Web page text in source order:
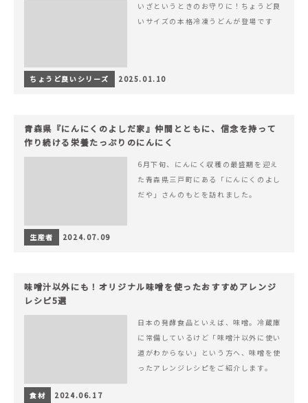
いざというときのお守りに！ちょうど良
いサイズの本格冷凍うどんが登場です
ちょうど良いシリーズ 2025.01.10
青森県『にんにくのよしだ家』仲間とともに、信念を持って
作り続ける栄養たっぷりのにんにく
6月下旬、にんにく収穫の最盛期を迎え
た青森県三戸町にある「にんにくのよし
だや」さんのもとを訪れました。
生産者 2024.07.09
味噌汁以外にも！オリジナル味噌を使ったおすすめアレンジ
レシピ5選
日本の発酵食品といえば、味噌。冷蔵庫
に常備しているけど「味噌汁以外に使い
道がわからない」という方へ、味噌を使
ったアレンジレシピをご紹介します。
食材 2024.06.17